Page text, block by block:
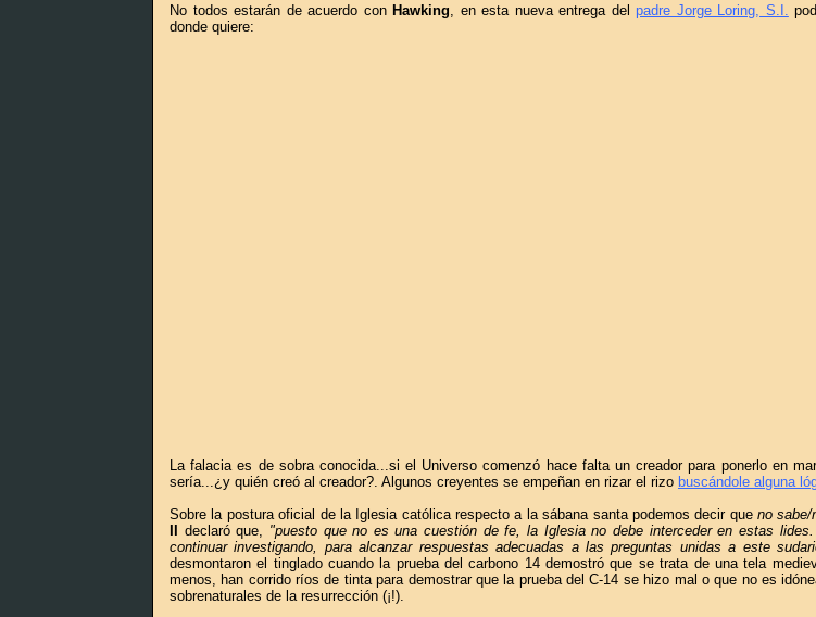
No todos estarán de acuerdo con Hawking, en esta nueva entrega delpadre Jorge Loring, S.I.
donde quiere:
La falacia es de sobra conocida...si el Universo comenzó hace falta un creador para ponerlo en
sería...¿y quién creó al creador?. Algunos creyentes se empeñan en rizar el rizo buscándole alguna
Sobre la postura oficial de la Iglesia católica respecto a la sábana santa podemos decir que no sabe/
declaró que, "puesto que no es una cuestión de fe, la Iglesia no debe interceder en estas
continuar investigando, para alcanzar respuestas adecuadas a las preguntas unidas a este
desmontaron el tinglado cuando la prueba del carbono 14 demostró que se trata de una tela
menos, han corrido ríos de tinta para demostrar que la prueba del C-14 se hizo mal o que no es
sobrenaturales de la resurrección (¡!).